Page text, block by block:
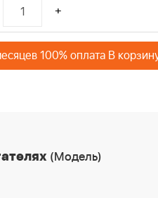
+
100% оплата В
(Модель)